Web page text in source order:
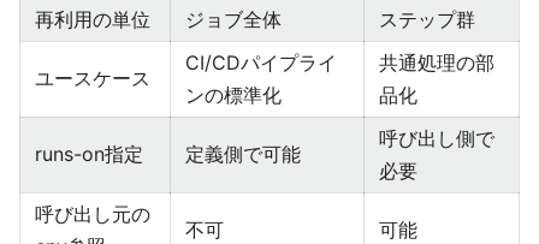
再利用の単位
ジョブ全体 ステップ群
ユースケース
CI/CDパイプライ
ンの標準化
共通処理の部
品化
runs-on指定 定義側で可能
呼び出し側で
必要
呼び出し元の
不可 可能